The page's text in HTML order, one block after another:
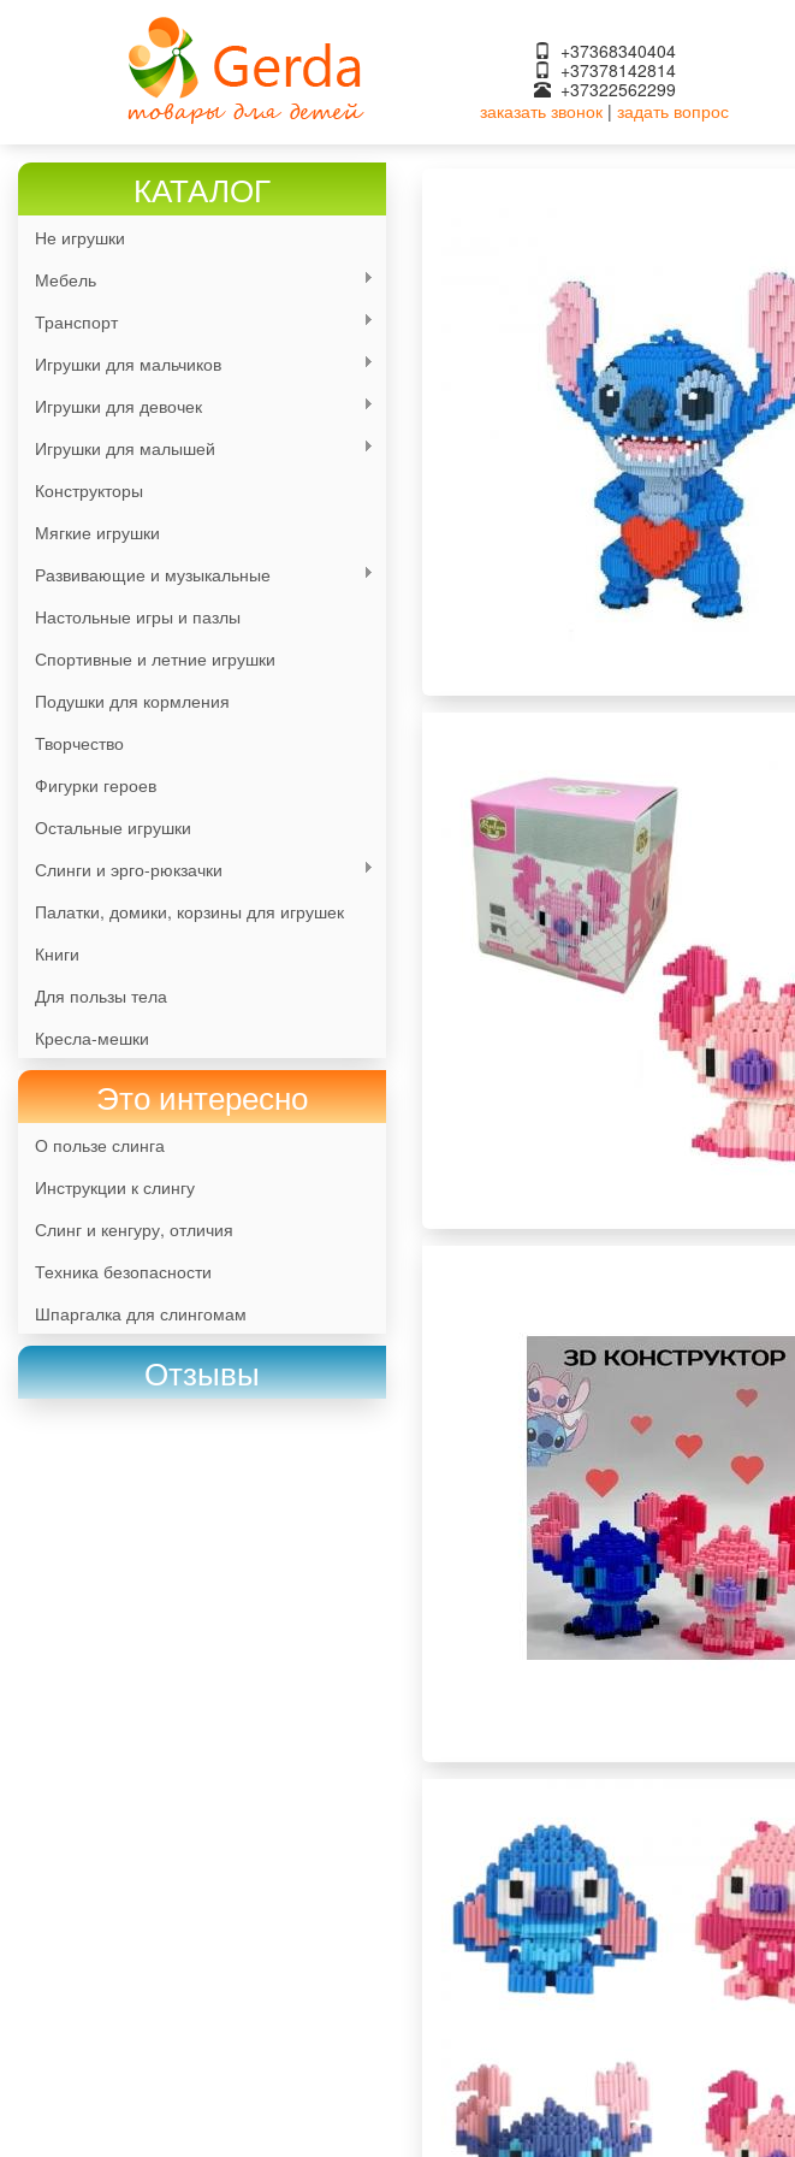
+37368340404
+37378142814
+37322562299
заказать звонок| задать вопрос
КАТАЛОГ
Не игрушки
Мебель
Транспорт
Игрушки для мальчиков
Игрушки для девочек
Игрушки для малышей
Конструкторы
Мягкие игрушки
Развивающие и музыкальные
Настольные игры и пазлы
Спортивные и летние игрушки
Подушки для кормления
Творчество
Фигурки героев
Остальные игрушки
Слинги и эрго-рюкзачки
Палатки, домики, корзины для игрушек
Книги
Для пользы тела
Кресла-мешки
Это интересно
О пользе слинга
Инструкции к слингу
Слинг и кенгуру, отличия
Техника безопасности
Шпаргалка для слингомам
Отзывы